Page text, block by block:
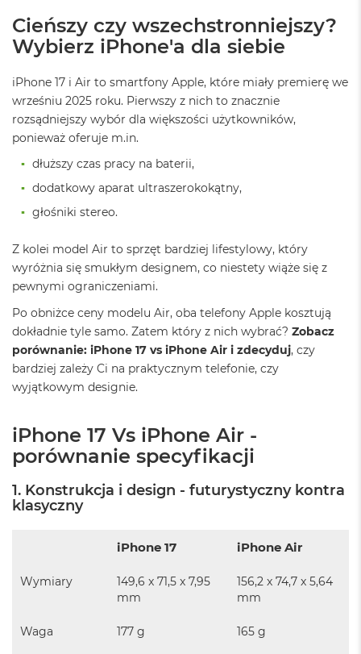
M
a
B
o
o
k
N
o
S
u
b
l
n
y
ó
M
a
c
o
k
N
o
I
n
Cieńszy czy wszechstronniejszy?
Wybierz iPhone'a dla siebie
iPhone 17 i Air to smartfony Apple, które miały premierę we
wrześniu 2025 roku. Pierwszy z nich to znacznie
rozsądniejszy wybór dla większości użytkowników,
ponieważ oferuje m.in.
dłuższy czas pracy na baterii,
dodatkowy aparat ultraszerokokątny,
głośniki stereo.
Z kolei model Air to sprzęt bardziej lifestylowy, który
wyróżnia się smukłym designem, co niestety wiąże się z
pewnymi ograniczeniami.
Po obniżce ceny modelu Air, oba telefony Apple kosztują
dokładnie tyle samo. Zatem który z nich wybrać? Zobacz
porównanie: iPhone 17 vs iPhone Air i zdecyduj, czy
bardziej zależy Ci na praktycznym telefonie, czy
wyjątkowym designie.
iPhone 17 Vs iPhone Air -
porównanie specyfikacji
1. Konstrukcja i design - futurystyczny kontra
klasyczny
iPhone 17 iPhone Air
Wymiary
149,6 x 71,5 x 7,95
mm
156,2 x 74,7 x 5,64
mm
Waga 177 g 165 g